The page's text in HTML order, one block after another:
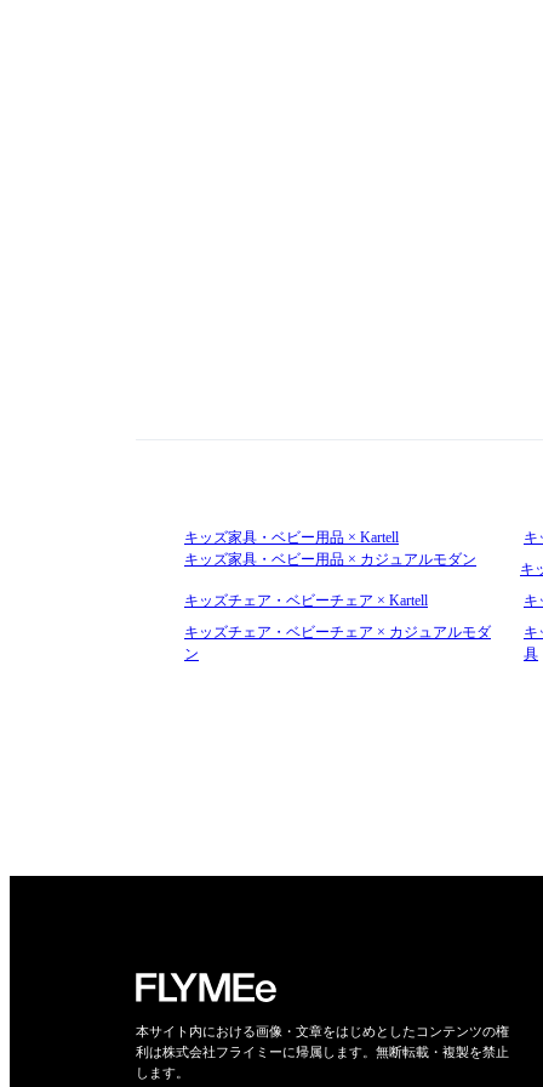
キッズ家具・ベビー用品 × Kartell キ
キッズ家具・ベビー用品 × カジュアルモダン
キ
キッズチェア・ベビーチェア × Kartell
キ
キッズチェア・ベビーチェア × カジュアルモダ
ン
キ
具
本サイト内における画像・文章をはじめとしたコンテンツの権
利は株式会社フライミーに帰属します。無断転載・複製を禁止
します。